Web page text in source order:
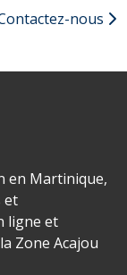
nous
en Martinique,
et
ligne et
Zone Acajou